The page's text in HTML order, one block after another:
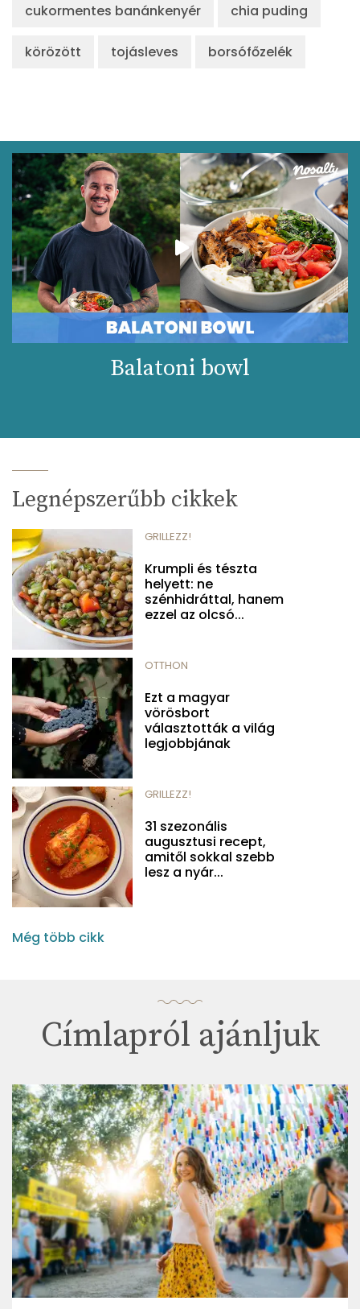
cukormentes banánkenyér chia puding
körözött tojásleves borsófőzelék
Balatoni bowl
Legnépszerűbb cikkek
GRILLEZZ!
Krumpli és tészta
helyett: ne
szénhidráttal, hanem
ezzel az olcsó...
OTTHON
Ezt a magyar
vörösbort
választották a világ
legjobbjának
GRILLEZZ!
31 szezonális
augusztusi recept,
amitől sokkal szebb
lesz a nyár...
Még több cikk
Címlapról ajánljuk